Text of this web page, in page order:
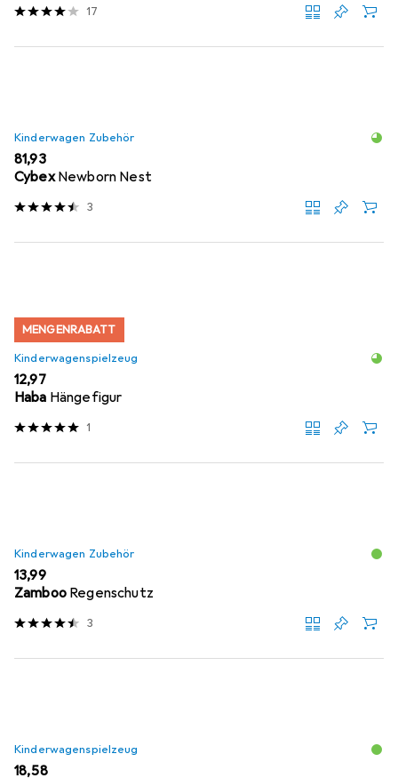
17
Kinderwagen Zubehör
EUR
81,93
Cybex Newborn Nest
3
MENGENRABATT
Kinderwagenspielzeug
EUR
12,97
Haba Hängefigur
1
Kinderwagen Zubehör
EUR
13,99
Zamboo Regenschutz
3
Kinderwagenspielzeug
EUR
18,58